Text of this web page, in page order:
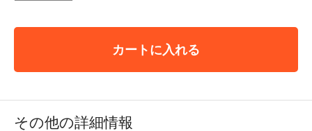
カートに入れる
その他の詳細情報